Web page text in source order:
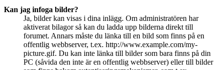
Kan jag infoga bilder?
Ja, bilder kan visas i dina inlägg. Om administratören har
aktiverat bilagor så kan du ladda upp bilderna direkt till
forumet. Annars måste du länka till en bild som finns på en
offentlig webbserver, t.ex. http://www.example.com/my-
picture.gif. Du kan inte länka till bilder som bara finns på din
PC (såvida den inte är en offentlig webbserver) eller till bilder